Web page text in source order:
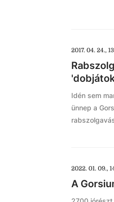
2017. 04. 24.,
Idén sem
ünnep a
2022. 01. 09.,
A